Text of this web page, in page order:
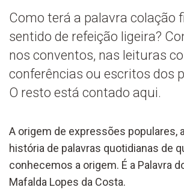
Como terá a palavra colação
sentido de refeição ligeira?
nos conventos, nas leituras
conferências ou escritos dos
O resto está contado aqui.
A origem de expressões populares,
história de palavras quotidianas de
conhecemos a origem. É a Palavra
Mafalda Lopes da Costa.